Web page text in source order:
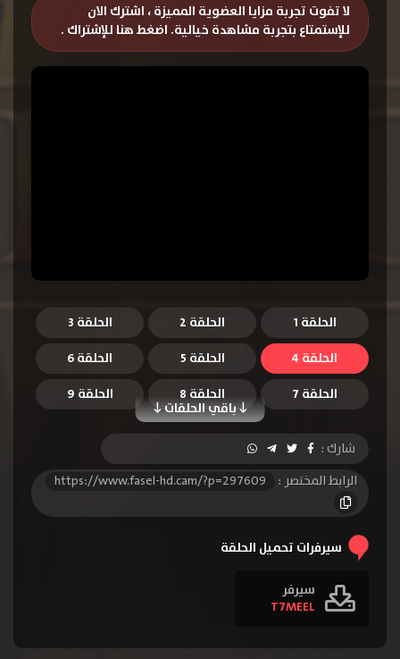
لا تفوت تجربة مزايا العضوية المميزة ، اشترك الان
للإستمتاع بتجربة مشاهدة خيالية. اضغط هنا للإشتراك .
الحلقة 1 الحلقة 2
الحلقة 3
الحلقة 4
الحلقة 5 الحلقة 6
باقي الحلقات
الحلقة 7 الحلقة 8
الحلقة 9
الحلقة 13
الحلقة 14
الحلقة 15
شارك :
الرابط المختصر :
https://www.fasel-hd.cam/?p=297609
سيرفرات تحميل الحلقة
سيرفر
T7MEEL